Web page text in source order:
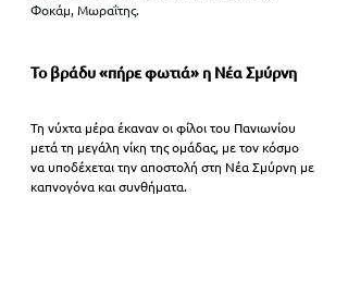
Φοκάμ, Μωραΐτης.
Το βράδυ «πήρε φωτιά» η Νέα Σμύρνη
Τη νύχτα μέρα έκαναν οι φίλοι του Πανιωνίου
μετά τη μεγάλη νίκη της ομάδας, με τον κόσμο
να υποδέχεται την αποστολή στη Νέα Σμύρνη με
καπνογόνα και συνθήματα.